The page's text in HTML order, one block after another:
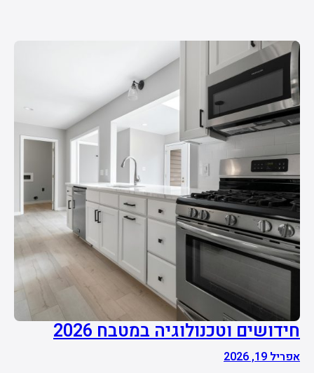
חידושים וטכנולוגיה במטבח 2026
אפריל 19, 2026